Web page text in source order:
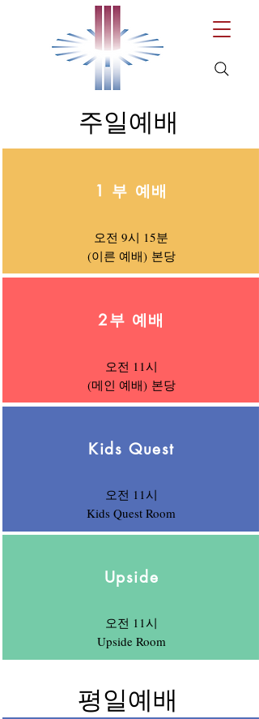
주일예배
1 부 예배
오전 9시 15분
​(이른 예배) ​본당
2부 예배
오전 11시
(메인 예배) ​본당
Kids Quest
오전 11시
Kids Quest Room​
Upside
오전 11시
Upside Room
평일예배